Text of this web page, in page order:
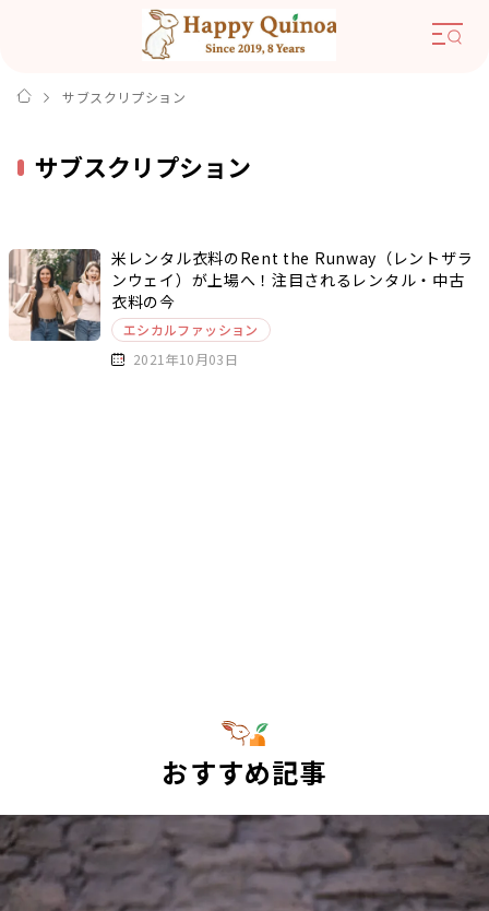
サブスクリプション
サブスクリプション
米レンタル衣料のRent the Runway（レントザラ
ンウェイ）が上場へ！注目されるレンタル・中古
衣料の今
エシカルファッション
2021年10月03日
おすすめ記事